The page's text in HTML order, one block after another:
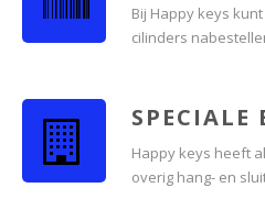
Bij Happy keys
cilinders
SPECIALE
Happy keys heeft
overig hang- en